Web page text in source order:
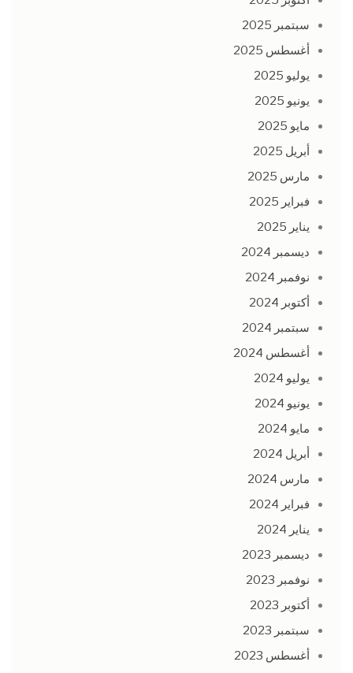
سبتمبر 2025
أغسطس 2025
يوليو 2025
يونيو 2025
مايو 2025
أبريل 2025
مارس 2025
فبراير 2025
يناير 2025
ديسمبر 2024
نوفمبر 2024
أكتوبر 2024
سبتمبر 2024
أغسطس 2024
يوليو 2024
يونيو 2024
مايو 2024
أبريل 2024
مارس 2024
فبراير 2024
يناير 2024
ديسمبر 2023
نوفمبر 2023
أكتوبر 2023
سبتمبر 2023
أغسطس 2023